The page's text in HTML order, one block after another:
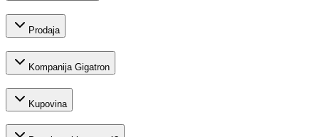
Prodaja
Kompanija Gigatron
Kupovina